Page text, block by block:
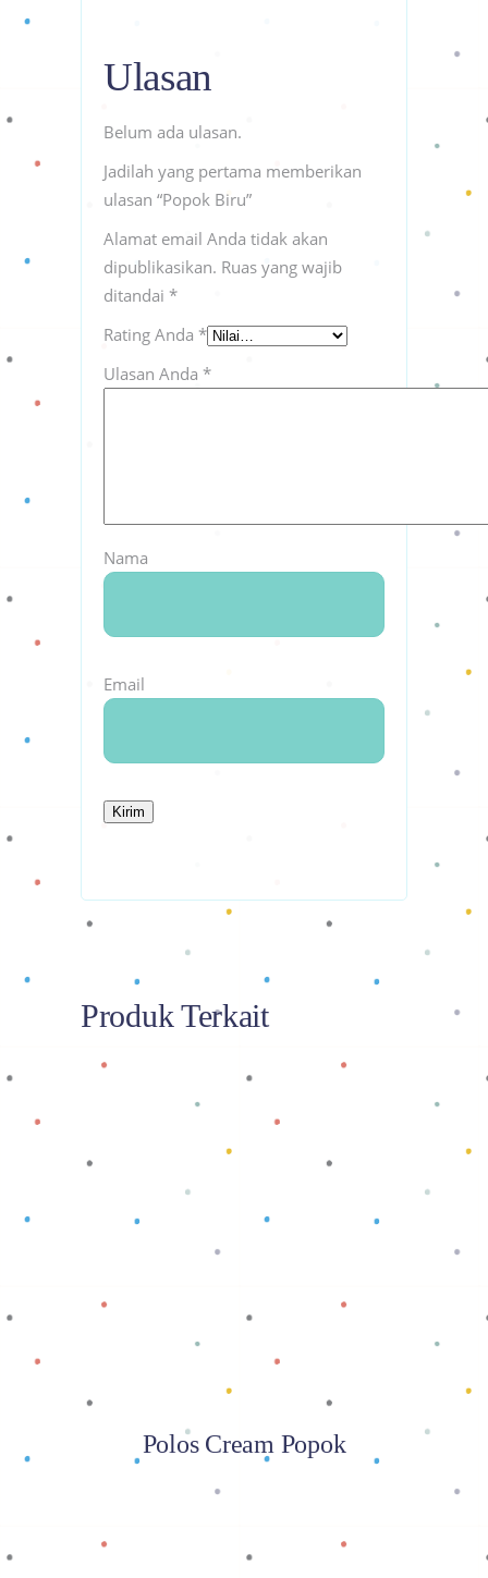
Ulasan
Belum ada ulasan.
Jadilah yang pertama memberikan
ulasan “Popok Biru”
Alamat email Anda tidak akan
dipublikasikan. Ruas yang wajib
ditandai *
Rating Anda *
Ulasan Anda *
Nama
Email
Produk Terkait
Polos Cream Popok